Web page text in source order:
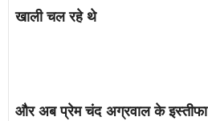
खाली चल रहे थे
और अब प्रेम चंद अग्रवाल के